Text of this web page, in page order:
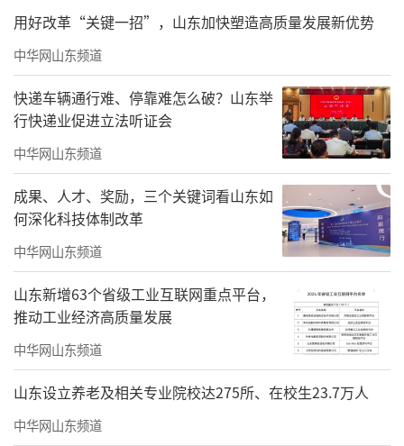
生，却也愈发勾起我的创作兴致。抗联将士爬
冰卧雪、绝境求生，杨靖宇将军带领一群少年
在深山密林中与日寇周旋，一年四季浴血抗
争，这段悲壮赤诚的历史深深打动了我，我迫
切希望用画笔将这段故事呈现出来，以图像日
志的形式留存下来，传递给当代年轻人。
为此我查阅了大量史料文献，越是深入研
读，便越是对杨靖宇将军心生崇敬。他身高近
一米九，身形伟岸，并非一介武夫，而是毕业
于河南纺织工业学院的文化人、专家型将军，
文武兼备、风骨凛然。遗憾的是，将军生前几
乎没有留下几张清晰照片，想要塑造出大众认
可、贴合史实的英雄形象，难度极大。我从一
张流传已久的经典画像中捕捉相貌特征与精神
用好改革“关键一招”，山东加快塑造高质量发展新优势
中华网山东频道
快递车辆通行难、停靠难怎么破？山东举
行快递业促进立法听证会
中华网山东频道
成果、人才、奖励，三个关键词看山东如
何深化科技体制改革
中华网山东频道
山东新增63个省级工业互联网重点平台，
推动工业经济高质量发展
中华网山东频道
山东设立养老及相关专业院校达275所、在校生23.7万人
中华网山东频道